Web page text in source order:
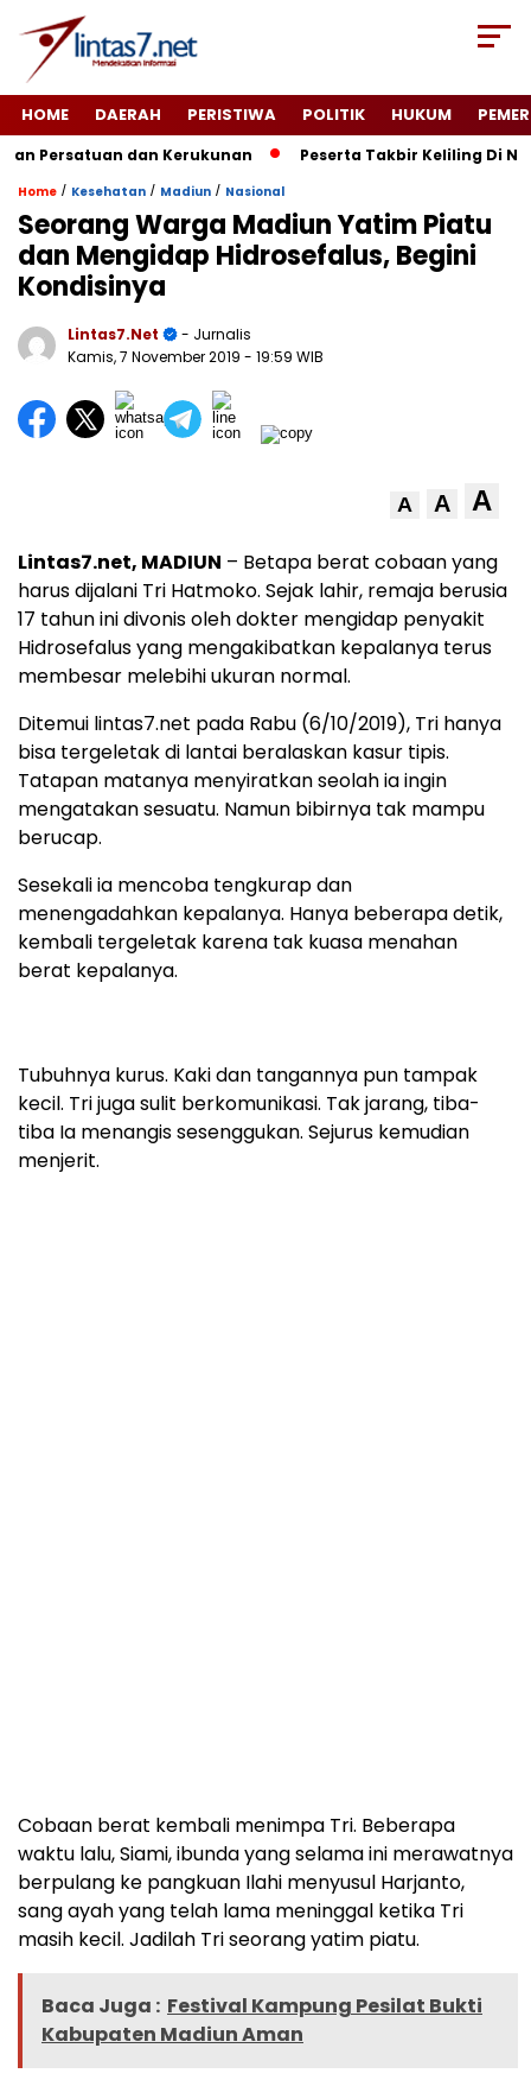
HOME DAERAH PERISTIWA POLITIK HUKUM
Persatuan dan Kerukunan Peserta Takbir Keliling Di
Home / Kesehatan / Madiun / Nasional
Seorang Warga Madiun Yatim Piatu
dan Mengidap Hidrosefalus, Begini
Kondisinya
Lintas7.net
- Jurnalis
Kamis, 7 November 2019 - 19:59 WIB
A A A
Lintas7.net, MADIUN – Betapa berat cobaan yang
harus dijalani Tri Hatmoko. Sejak lahir, remaja berusia
17 tahun ini divonis oleh dokter mengidap penyakit
Hidrosefalus yang mengakibatkan kepalanya terus
membesar melebihi ukuran normal.
Ditemui lintas7.net pada Rabu (6/10/2019), Tri hanya
bisa tergeletak di lantai beralaskan kasur tipis.
Tatapan matanya menyiratkan seolah ia ingin
mengatakan sesuatu. Namun bibirnya tak mampu
berucap.
Sesekali ia mencoba tengkurap dan
menengadahkan kepalanya. Hanya beberapa detik,
kembali tergeletak karena tak kuasa menahan
berat kepalanya.
Tubuhnya kurus. Kaki dan tangannya pun tampak
kecil. Tri juga sulit berkomunikasi. Tak jarang, tiba-
tiba Ia menangis sesenggukan. Sejurus kemudian
menjerit.
Cobaan berat kembali menimpa Tri. Beberapa
waktu lalu, Siami, ibunda yang selama ini merawatnya
berpulang ke pangkuan Ilahi menyusul Harjanto,
sang ayah yang telah lama meninggal ketika Tri
masih kecil. Jadilah Tri seorang yatim piatu.
Baca Juga : Festival Kampung Pesilat Bukti
Kabupaten Madiun Aman